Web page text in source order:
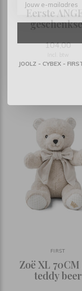
Eerste
104,00
Incl. btw
FIRST
Zoë XL
teddy beer
JOOLZ - CYBEX -